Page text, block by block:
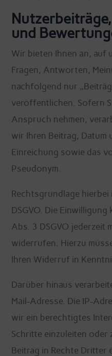
und
Wir bieten Ihnen an, auf
Fragen, Antworten,
nachfolgend nur
veröffentlichen. Sofern
Anspruch nehmen,
wir Ihren Beitrag, Datum
Einreichung sowie das
Pseudonym.
Rechtsgrundlage
DSGVO. Die
Abs. 3 DSGVO
widerrufen. Hierzu
Ihren Widerruf in
Darüber hinaus
Mail-Adresse. Die IP-
wir ein berechtigtes
Schritte einzuleiten
Beitrag in Rechte